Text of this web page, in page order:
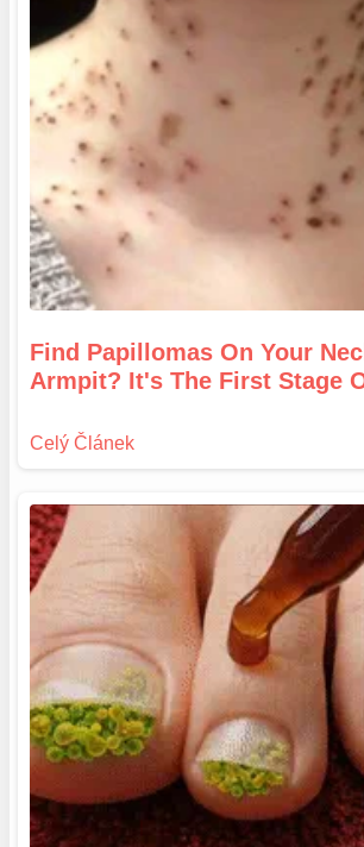
Find Papillomas On Your
Armpit? It's The First Stage